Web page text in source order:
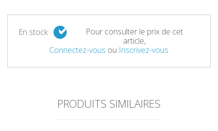
En stock
Pour consulter le prix de cet
article,
Connectez-vous ou Inscrivez-vous
PRODUITS SIMILAIRES